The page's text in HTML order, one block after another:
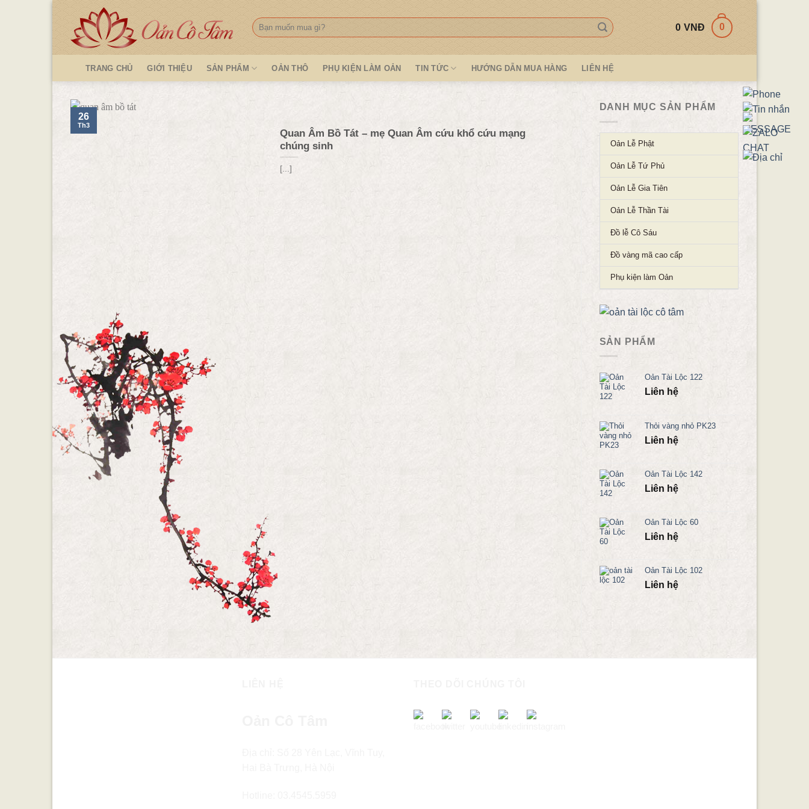
content
Tìm
kiếm:
0 VNĐ 0
TRANG CHỦ GIỚI THIỆU SẢN PHẨM OẢN THÔ PHỤ KIỆN LÀM OẢN TIN TỨC HƯỚNG DẪN MUA HÀNG LIÊN HỆ
Quan Âm Bồ Tát – mẹ Quan Âm cứu khổ cứu mạng
chúng sinh
[...]
26
Th3
DANH MỤC SẢN PHẨM
Oản Lễ Phật
Oản Lễ Tứ Phủ
Oản Lễ Gia Tiên
Oản Lễ Thần Tài
Đồ lễ Cô Sáu
Đồ vàng mã cao cấp
Phụ kiện làm Oản
SẢN PHẨM
Oản Tài Lộc 122
Liên hệ
Thỏi vàng nhỏ PK23
Liên hệ
Oản Tài Lộc 142
Liên hệ
Oản Tài Lộc 60
Liên hệ
Oản Tài Lộc 102
Liên hệ